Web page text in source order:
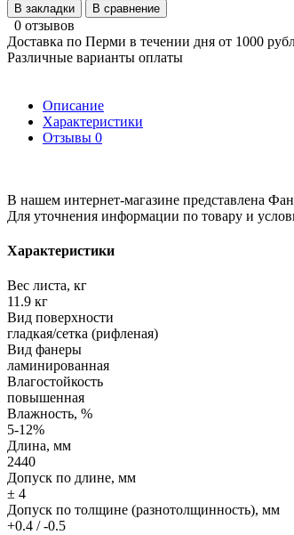
В закладки
В сравнение
0 отзывов
Доставка по Перми в течении дня от 1000
Различные варианты оплаты
Описание
Характеристики
Отзывы 0
В нашем интернет-магазине представлена
Для уточнения информации по товару и
Характеристики
Вес листа, кг
11.9 кг
Вид поверхности
гладкая/сетка (рифленая)
Вид фанеры
ламинированная
Влагостойкость
повышенная
Влажность, %
5-12%
Длина, мм
2440
Допуск по длине, мм
± 4
Допуск по толщине (разнотолщинность), мм
+0.4 / -0.5